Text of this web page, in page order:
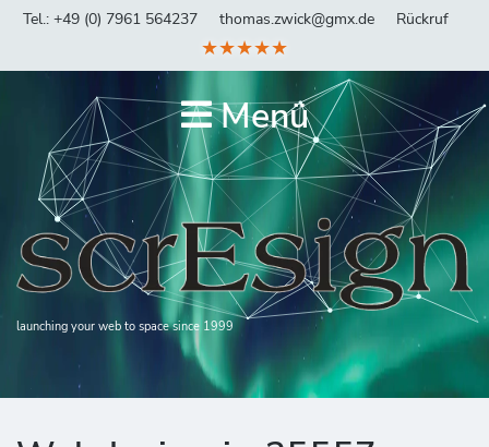
Tel.: +49 (0) 7961 564237 thomas.zwick@gmx.de Rückruf
★★★★★
Menü
launching your web to space since 1999